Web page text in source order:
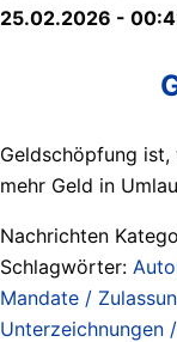
25.02.2026 -
Geldschöpfung ist,
mehr Geld in
Nachrichten
Schlagwörter:
Mandate /
Unterzeichnungen